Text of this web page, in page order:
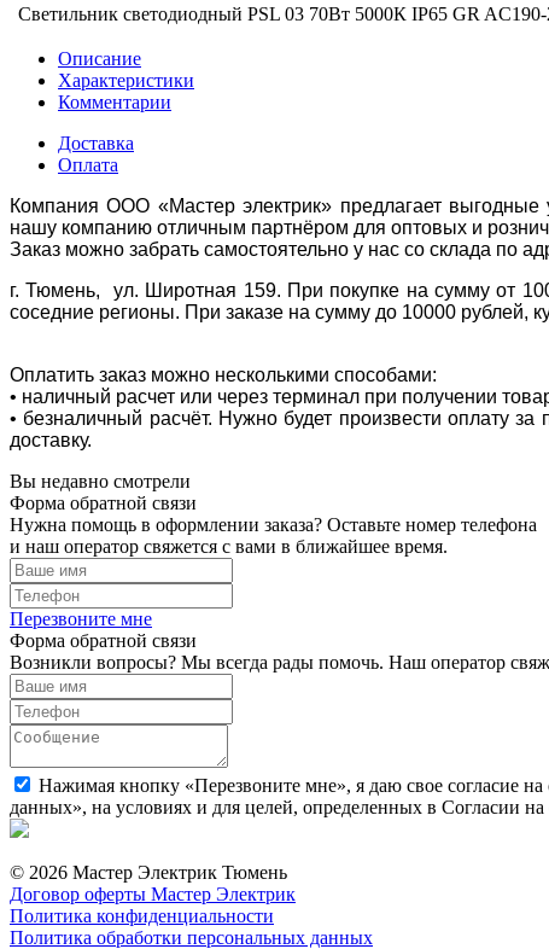
Светильник светодиодный PSL 03 70Вт 5000К IP65 GR
Описание
Характеристики
Комментарии
Доставка
Оплата
Компания ООО «Мастер электрик» предлагает выгодные
нашу компанию отличным партнёром для оптовых и
Заказ можно забрать самостоятельно у нас со склада по
г. Тюмень, ул. Широтная 159. При покупке на сумму от
соседние регионы. При заказе на сумму до 10000 рублей,
Оплатить заказ можно несколькими способами:
• наличный расчет или через терминал при получении
• безналичный расчёт. Нужно будет произвести оплату
доставку.
Вы недавно смотрели
Форма обратной связи
Нужна помощь в оформлении заказа? Оставьте номер телефона
и наш оператор свяжется с вами в ближайшее время.
Перезвоните мне
Форма обратной связи
Возникли вопросы? Мы всегда рады помочь. Наш оператор
Нажимая кнопку «Перезвоните мне», я даю свое согласие
данных», на условиях и для целей, определенных в Согласии
© 2026 Мастер Электрик Тюмень
Договор оферты Мастер Электрик
Политика конфиденциальности
Политика обработки персональных данных